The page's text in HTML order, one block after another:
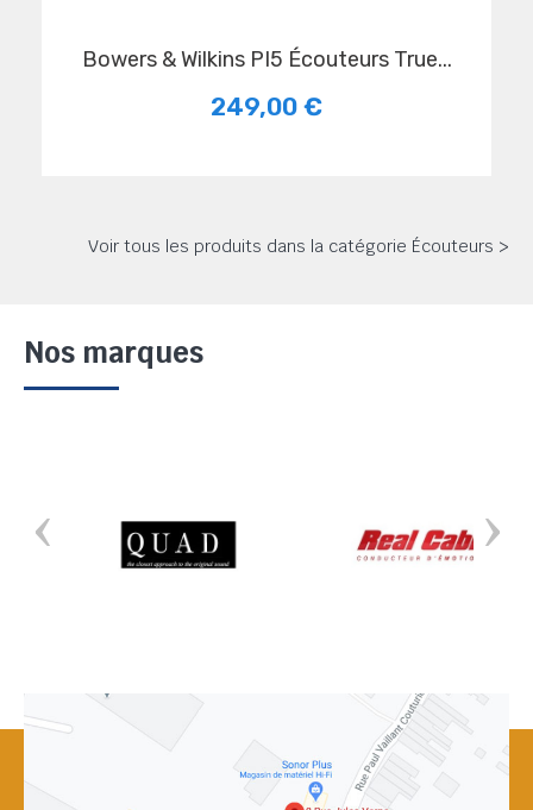
Bowers & Wilkins PI5 Écouteurs True...
249,00 €
Voir tous les produits dans la catégorie Écouteurs >
Nos marques